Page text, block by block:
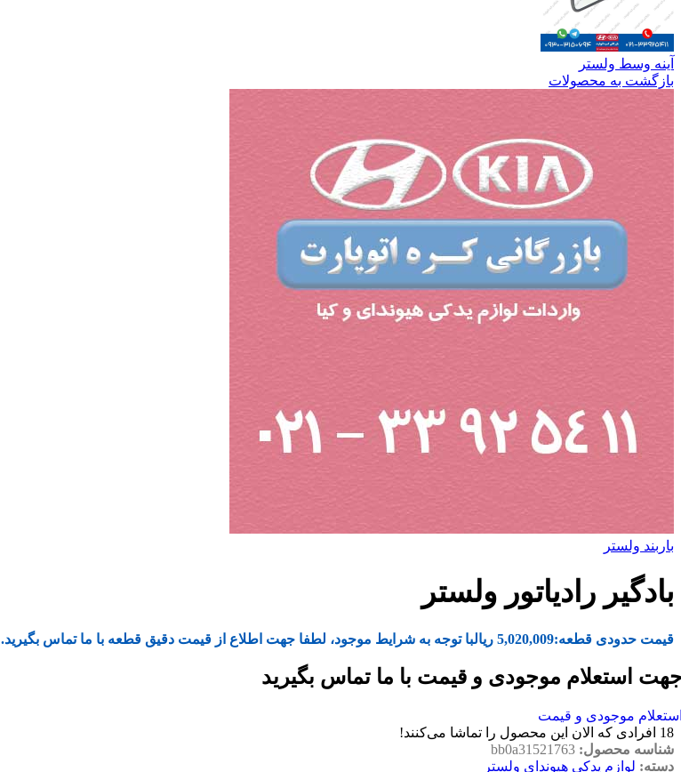
آینه وسط ولستر
بازگشت به محصولات
باربند ولستر
بادگیر رادیاتور ولستر
قیمت حدودی قطعه:5,020,009 ریالبا توجه به شرایط موجود، لطفا جهت اطلاع از قیمت دقیق قطعه با ما تماس بگیرید.
استعلام موجودی و قیمت با ما تماس بگیرید
موجودی و قیمت
18 افرادی که الان این محصول را تماشا می‌کنند!
شناسه محصول: bb0a31521763
دسته: لوازم یدکی هیوندای ولستر